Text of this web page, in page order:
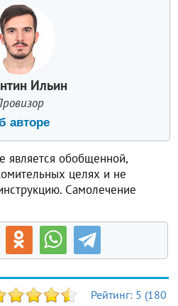
Ильин
авторе
является обобщенной,
целях и не
Самолечение
Рейтинг: 5 (180